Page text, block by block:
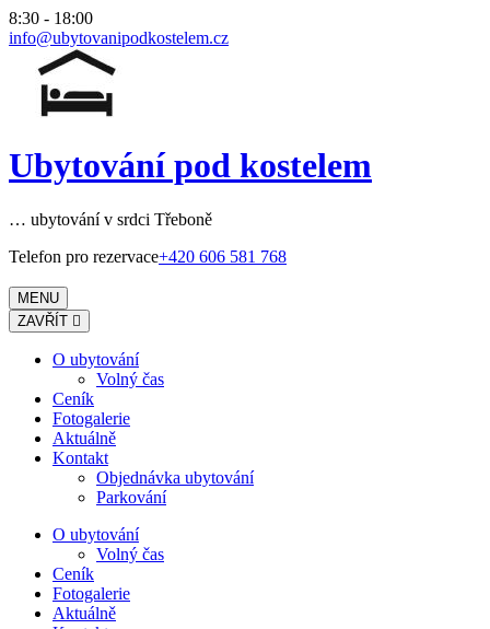
Přeskočit
na
(stiskněte
Enter)
8:30 - 18:00
info@ubytovanipodkostelem.cz
Ubytování pod kostelem
… ubytování v srdci Třeboně
Telefon pro rezervace+420 606 581 768
MENU
ZAVŘÍT
O ubytování
Volný čas
Ceník
Fotogalerie
Aktuálně
Kontakt
Objednávka ubytování
Parkování
O ubytování
Volný čas
Ceník
Fotogalerie
Aktuálně